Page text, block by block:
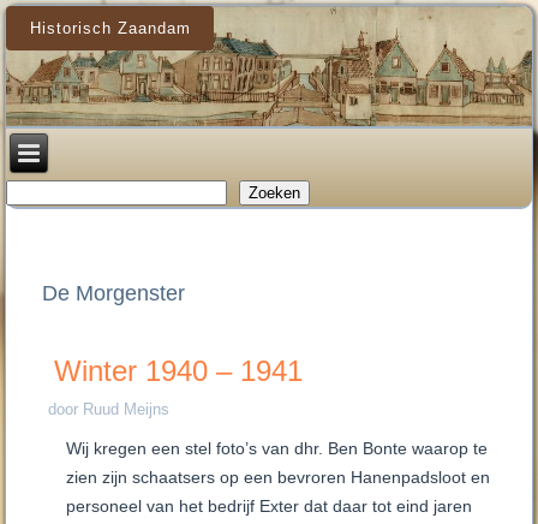
Historisch Zaandam
Zoeken
De Morgenster
Winter 1940 – 1941
door Ruud Meijns
Wij kregen een stel foto’s van dhr. Ben Bonte waarop te
zien zijn schaatsers op een bevroren Hanenpadsloot en
personeel van het bedrijf Exter dat daar tot eind jaren